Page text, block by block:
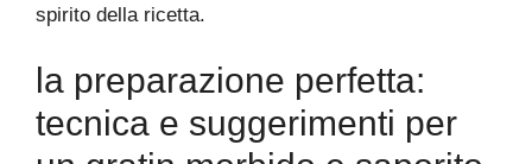
spirito della ricetta.
la preparazione perfetta:
tecnica e suggerimenti per